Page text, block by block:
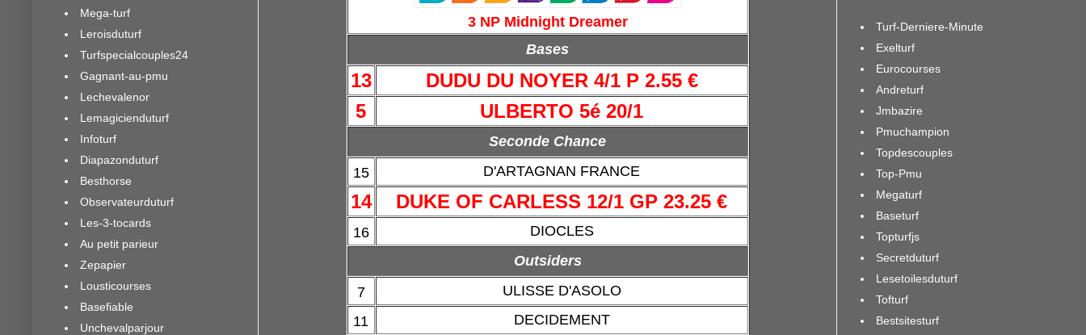
3 NP Midnight Dreamer
Bases
13
DUDU DU NOYER 4/1 P 2.55 €
5
ULBERTO 5é 20/1
Seconde Chance
15
D'ARTAGNAN FRANCE
14 DUKE OF CARLESS 12/1 GP 23.25 €
16
DIOCLES
Outsiders
7
ULISSE D'ASOLO
11
DECIDEMENT
Mega-turf
Leroisduturf
Turfspecialcouples24
Gagnant-au-pmu
Lechevalenor
Lemagicienduturf
Infoturf
Diapazonduturf
Besthorse
Observateurduturf
Les-3-tocards
Au petit parieur
Zepapier
Lousticourses
Basefiable
Unchevalparjour
Turf-Derniere-Minute
Exelturf
Eurocourses
Andreturf
Jmbazire
Pmuchampion
Topdescouples
Top-Pmu
Megaturf
Baseturf
Topturfjs
Secretduturf
Lesetoilesduturf
Tofturf
Bestsitesturf